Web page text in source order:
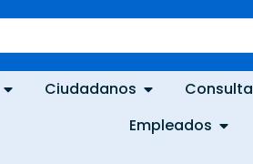
Ciudadanos Consulta
Empleados